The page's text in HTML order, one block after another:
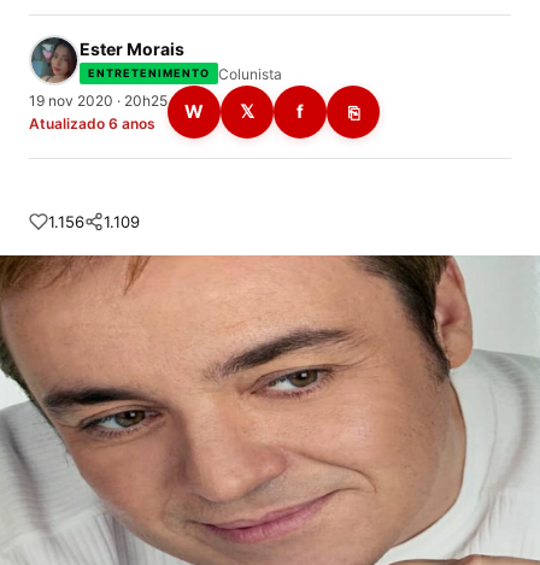
Ester Morais
ENTRETENIMENTO
Colunista
19 nov 2020 · 20h25
Atualizado 6 anos
W 𝕏 f ⎘
1.156 1.109